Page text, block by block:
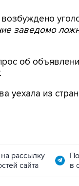
заведомо
об
уехала из
рассылку
сайта
в